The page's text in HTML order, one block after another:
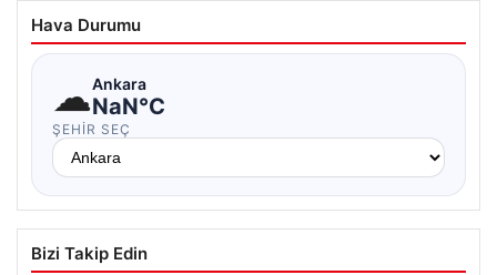
Hava Durumu
☁Ankara
NaN°C
ŞEHIR SEÇ
Bizi Takip Edin